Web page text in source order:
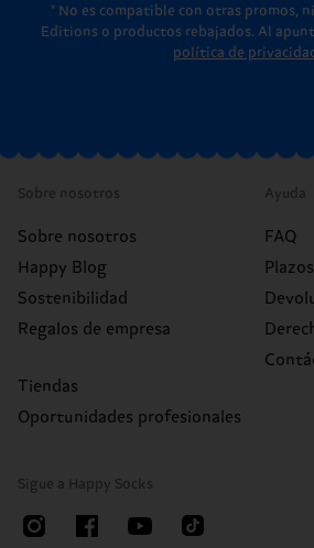
* No es compatible con otras promos,
Editions o productos rebajados. Al
política de
Sobre nosotros
Sobre nosotros
Happy Blog
Sostenibilidad
Regalos de empresa
Tiendas
Oportunidades profesionales
Ayuda
FAQ
Sigue a Happy Socks